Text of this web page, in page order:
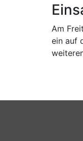
Am
ein auf